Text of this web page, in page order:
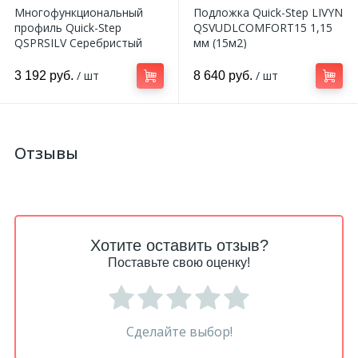
Многофункциональный
профиль Quick-Step
QSPRSILV Серебристый
3 192 руб. / шт
Подложка Quick-Step LIVYN
QSVUDLCOMFORT15 1,15
мм (15м2)
8 640 руб. / шт
Отзывы
Хотите оставить отзыв?
Поставьте свою оценку!
Сделайте выбор!